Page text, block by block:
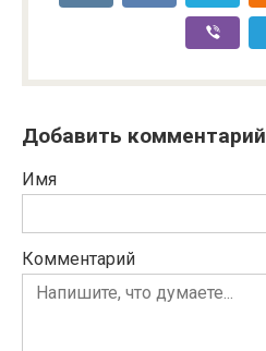
Добавить комментарий
Имя
Комментарий